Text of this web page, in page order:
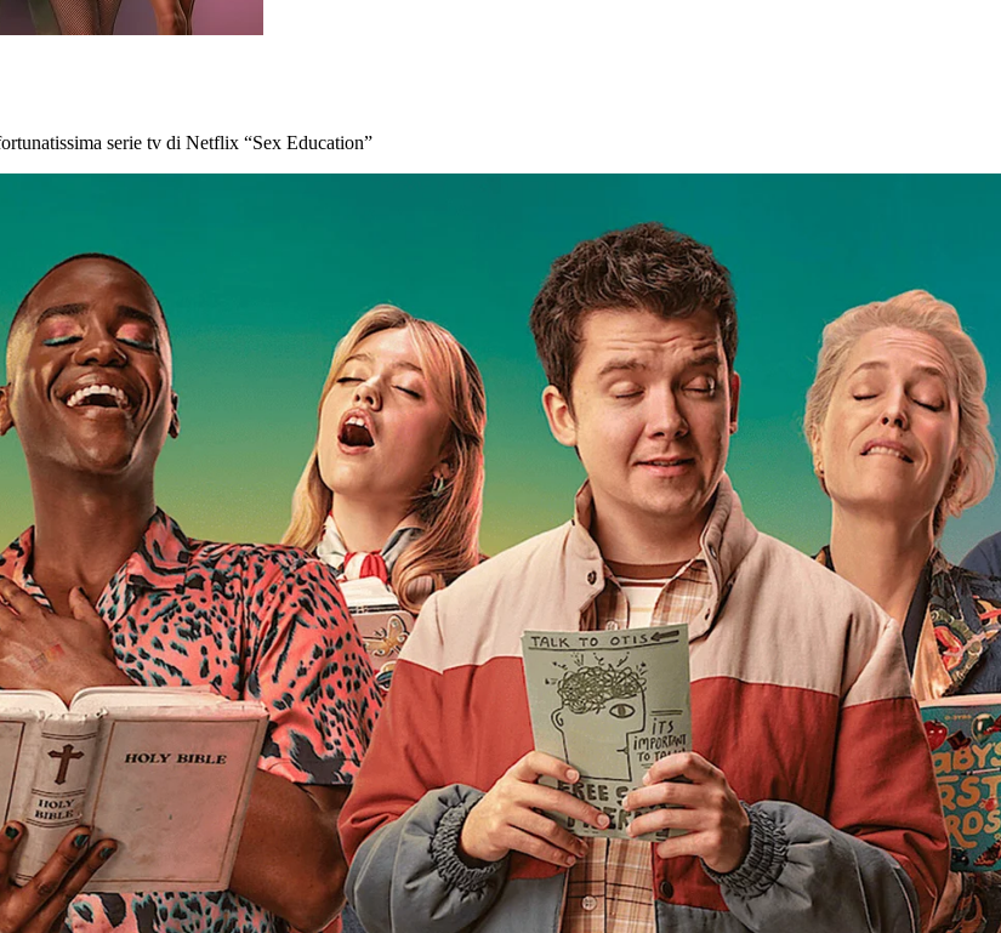
serie tv di Netflix “Sex Education”